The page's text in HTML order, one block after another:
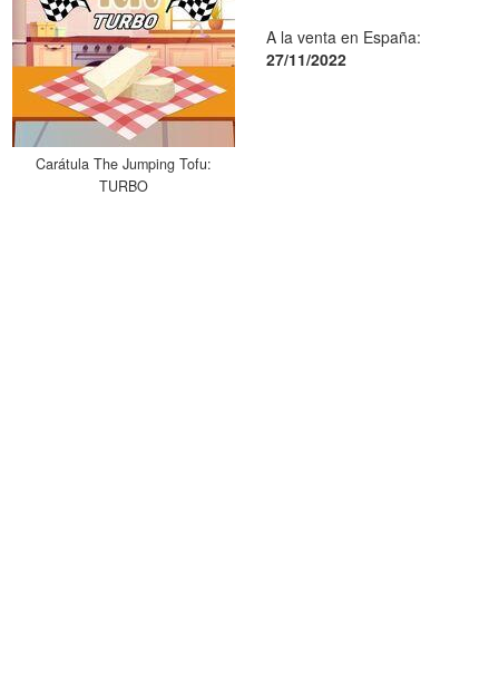
Carátula The Jumping Tofu:
TURBO
A la venta en España:
27/11/2022